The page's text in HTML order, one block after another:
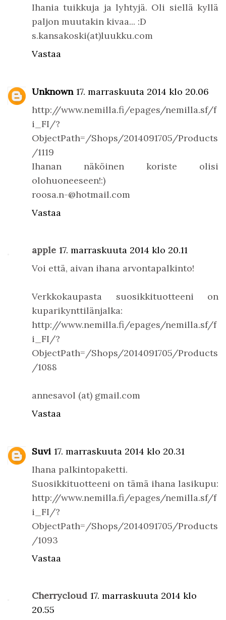
Ihania tuikkuja ja lyhtyjä. Oli siellä kyllä
paljon muutakin kivaa... :D
s.kansakoski(at)luukku.com
Vastaa
Unknown 17. marraskuuta 2014 klo 20.06
http://www.nemilla.fi/epages/nemilla.sf/f
i_FI/?
ObjectPath=/Shops/2014091705/Products
/1119
Ihanan näköinen koriste olisi
olohuoneeseen!:)
roosa.n-@hotmail.com
Vastaa
apple 17. marraskuuta 2014 klo 20.11
Voi että, aivan ihana arvontapalkinto!
Verkkokaupasta suosikkituotteeni on
kuparikynttilänjalka:
http://www.nemilla.fi/epages/nemilla.sf/f
i_FI/?
ObjectPath=/Shops/2014091705/Products
/1088
annesavol (at) gmail.com
Vastaa
Suvi 17. marraskuuta 2014 klo 20.31
Ihana palkintopaketti.
Suosikkituotteeni on tämä ihana lasikupu:
http://www.nemilla.fi/epages/nemilla.sf/f
i_FI/?
ObjectPath=/Shops/2014091705/Products
/1093
Vastaa
Cherrycloud 17. marraskuuta 2014 klo
20.55